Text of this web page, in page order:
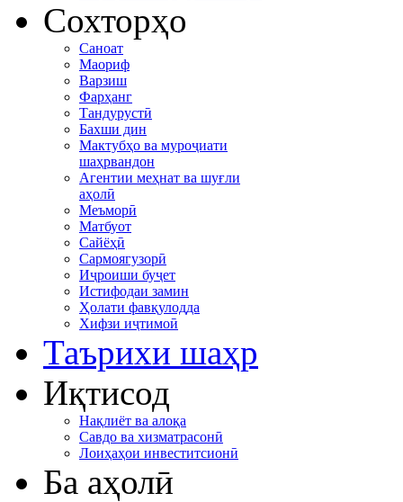
Сохторҳо
Саноат
Маориф
Варзиш
Фарҳанг
Тандурустӣ
Бахши дин
Мактубҳо ва муроҷиати
шаҳрвандон
Агентии меҳнат ва шуғли
аҳолӣ
Меъморӣ
Матбуот
Сайёҳӣ
Сармоягузорӣ
Иҷроиши буҷет
Истифодаи замин
Ҳолати фавқулодда
Хифзи иҷтимоӣ
Таърихи шаҳр
Иқтисод
Нақлиёт ва алоқа
Савдо ва хизматрасонӣ
Лоиҳаҳои инвеститсионӣ
Ба аҳолӣ